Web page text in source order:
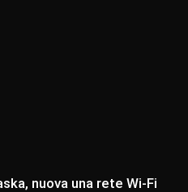
nuova una rete Wi-Fi